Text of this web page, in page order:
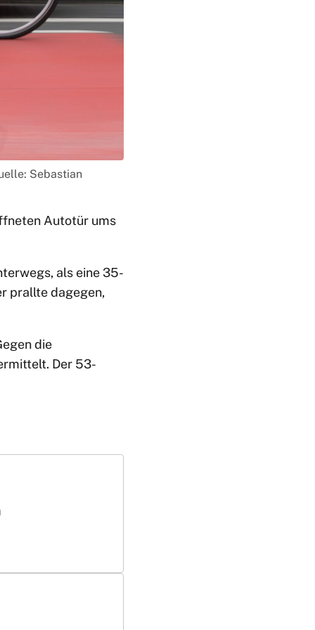
Sebastian
Autotür ums
als eine 35-
prallte dagegen,
die
Der 53-